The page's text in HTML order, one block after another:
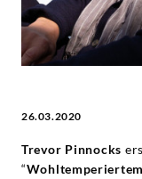
Deutsche
26.03.2020
Trevor Pinnocks
“